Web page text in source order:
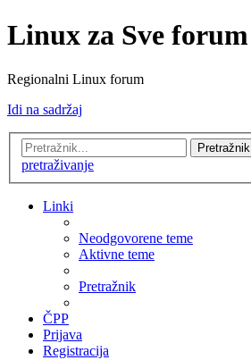
Linux za Sve forum
Regionalni Linux forum
Idi na sadržaj
Pretražnik
pretraživanje
Linki
Neodgovorene teme
Aktivne teme
Pretražnik
ČPP
Prijava
Registracija